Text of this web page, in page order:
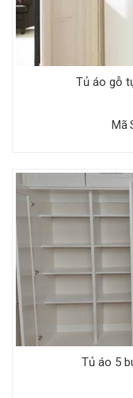
Tủ áo gỗ
Mã
Tủ áo 5